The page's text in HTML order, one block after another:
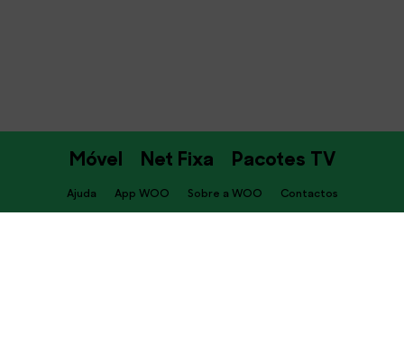
Móvel Net Fixa Pacotes TV
Ajuda App WOO Sobre a WOO
Contactos